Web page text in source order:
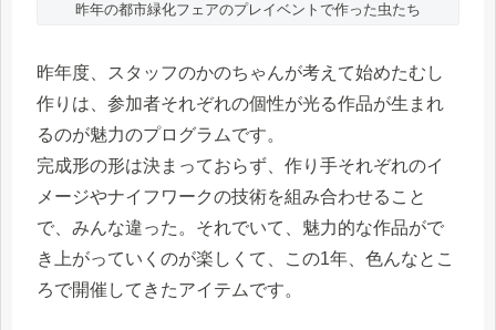
昨年の都市緑化フェアのプレイベントで作った虫たち
昨年度、スタッフのかのちゃんが考えて始めたむし
作りは、参加者それぞれの個性が光る作品が生まれ
るのが魅力のプログラムです。
完成形の形は決まっておらず、作り手それぞれのイ
メージやナイフワークの技術を組み合わせること
で、みんな違った。それでいて、魅力的な作品がで
き上がっていくのが楽しくて、この1年、色んなとこ
ろで開催してきたアイテムです。